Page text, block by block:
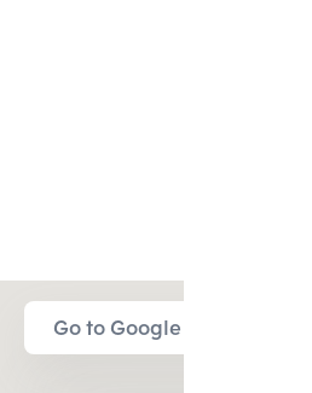
Go to Google Map